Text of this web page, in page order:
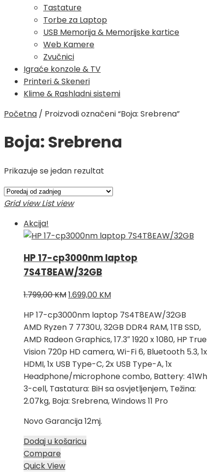
Tastature
Torbe za Laptop
USB Memorija & Memorijske kartice
Web Kamere
Zvučnici
Igraće konzole & TV
Printeri & Skeneri
Klime & Rashladni sistemi
Početna / Proizvodi označeni “Boja: Srebrena”
Boja: Srebrena
Prikazuje se jedan rezultat
Grid view List view
Akcija!
HP 17-cp3000nm laptop
7S4T8EAW/32GB
1.799,00KMIzvorna
bila
je:
1.799,00 KM.
1.699,00 KMTrenutna
je:
1.699,00 KM.
HP 17-cp3000nm laptop 7S4T8EAW/32GB
AMD Ryzen 7 7730U, 32GB DDR4 RAM, 1TB SSD,
AMD Radeon Graphics, 17.3″ 1920 x 1080, HP True
Vision 720p HD camera, Wi-Fi 6, Bluetooth 5.3, 1x
HDMI, 1x USB Type-C, 2x USB Type-A, 1x
Headphone/microphone combo, Battery: 41Wh
3-cell, Tastatura: BiH sa osvjetljenjem, Težina:
2.07kg, Boja: Srebrena, Windows 11 Pro
Novo Garancija 12mj.
Dodaj u košaricu
Compare
Quick View